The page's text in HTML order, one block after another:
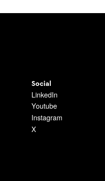
Social
LinkedIn
Youtube
Instagram
X